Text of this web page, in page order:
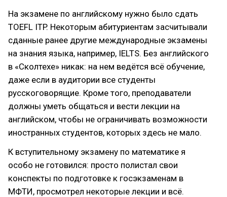
На экзамене по английскому нужно было сдать
TOEFL ITP. Некоторым абитуриентам засчитывали
сданные ранее другие международные экзамены
на знания языка, например, IELTS. Без английского
в «Сколтехе» никак: на нем ведётся всё обучение,
даже если в аудитории все студенты
русскоговорящие. Кроме того, преподаватели
должны уметь общаться и вести лекции на
английском, чтобы не ограничивать возможности
иностранных студентов, которых здесь не мало.
К вступительному экзамену по математике я
особо не готовился: просто полистал свои
конспекты по подготовке к госэкзаменам в
МФТИ, просмотрел некоторые лекции и всё.